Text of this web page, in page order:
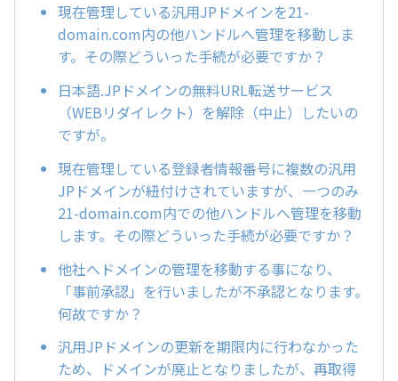
現在管理している汎用JPドメインを21-
domain.com内の他ハンドルへ管理を移動しま
す。その際どういった手続が必要ですか？
日本語.JPドメインの無料URL転送サービス
（WEBリダイレクト）を解除（中止）したいの
ですが。
現在管理している登録者情報番号に複数の汎用
JPドメインが紐付けされていますが、一つのみ
21-domain.com内での他ハンドルへ管理を移動
します。その際どういった手続が必要ですか？
他社へドメインの管理を移動する事になり、
「事前承認」を行いましたが不承認となります。
何故ですか？
汎用JPドメインの更新を期限内に行わなかった
ため、ドメインが廃止となりましたが、再取得